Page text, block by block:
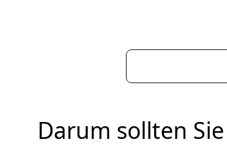
Darum sollten